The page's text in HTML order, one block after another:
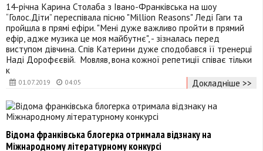
01.07.2019 04:05
14-річна Карина Столаба з Івано-Франківська на шоу
“Голос.Діти” переспівала пісню "Million Reasons" Леді Гаги та
пройшла в прямі ефіри. "Мені дуже важливо пройти в прямий
ефір, адже музика це моя майбутнє", - зізналась перед
виступом дівчина. Спів Катерини дуже сподобався її тренерці
Наді Дорофєєвій. Мовляв, вона кожної репетиції співає тільки
к
Докладніше >>
Відома франківська блогерка отримала відзнаку на
Міжнародному літературному конкурсі